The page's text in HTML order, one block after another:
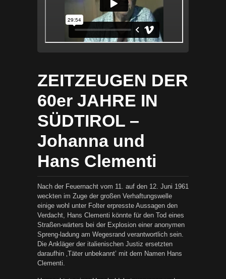
ZEITZEUGEN DER
60er JAHRE IN
SÜDTIROL –
Johanna und
Hans Clementi
Nach der Feuernacht vom 11. auf den 12. Juni 1961
weckten im Zuge der großen Verhaftungswelle
einige wohl unter Folter erpresste Aussagen den
Verdacht, Hans Clementi könnte für den Tod eines
Straßen-wärters bei der Explosion einer anonymen
Spreng-ladung am Wegesrand verantwortlich sein.
Die Ankläger der italienischen Justiz ersetzten
daraufhin ‚Täter unbekannt’ mit dem Namen Hans
Clementi.